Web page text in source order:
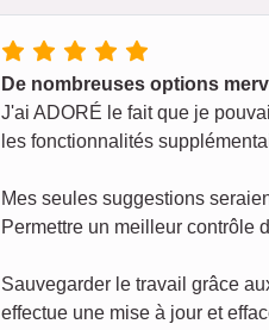
De nombreuses options
J'ai ADORÉ le fait que je
les fonctionnalités
Mes seules suggestions
Permettre un meilleur contrôle
Sauvegarder le travail grâce
effectue une mise à jour et